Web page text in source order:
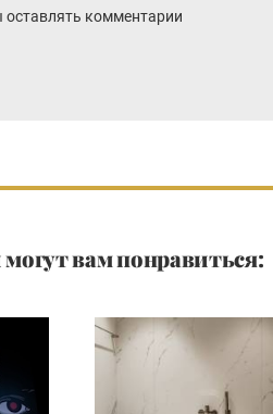
оставлять комментарии
вам понравиться: